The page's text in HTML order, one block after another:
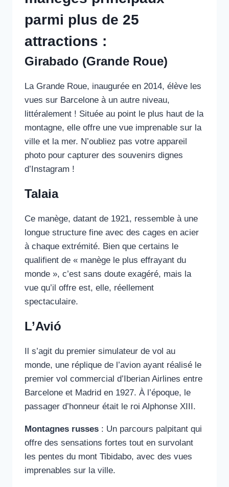
parmi plus de 25
attractions :
Girabado (Grande Roue)
La Grande Roue, inaugurée en 2014, élève les
vues sur Barcelone à un autre niveau,
littéralement ! Située au point le plus haut de la
montagne, elle offre une vue imprenable sur la
ville et la mer. N’oubliez pas votre appareil
photo pour capturer des souvenirs dignes
d’Instagram !
Talaia
Ce manège, datant de 1921, ressemble à une
longue structure fine avec des cages en acier
à chaque extrémité. Bien que certains le
qualifient de « manège le plus effrayant du
monde », c’est sans doute exagéré, mais la
vue qu’il offre est, elle, réellement
spectaculaire.
L’Avió
Il s’agit du premier simulateur de vol au
monde, une réplique de l’avion ayant réalisé le
premier vol commercial d’Iberian Airlines entre
Barcelone et Madrid en 1927. À l’époque, le
passager d’honneur était le roi Alphonse XIII.
Montagnes russes : Un parcours palpitant qui
offre des sensations fortes tout en survolant
les pentes du mont Tibidabo, avec des vues
imprenables sur la ville.